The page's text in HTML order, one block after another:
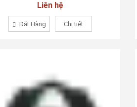
Liên hệ
Đặt Hàng Chi tiết